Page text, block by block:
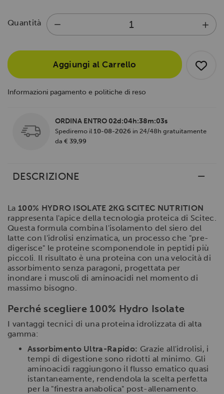
Quantità
Aggiungi al Carrello
Informazioni pagamento e politiche di reso
ORDINA ENTRO 02d:04h:38m:03s
Spediremo il 10-08-2026 in 24/48h gratuitamente
da € 39,99
DESCRIZIONE
La 100% HYDRO ISOLATE 2KG SCITEC NUTRITION
rappresenta l'apice della tecnologia proteica di Scitec.
Questa formula combina l'isolamento del siero del
latte con l'idrolisi enzimatica, un processo che "pre-
digerisce" le proteine scomponendole in peptidi più
piccoli. Il risultato è una proteina con una velocità di
assorbimento senza paragoni, progettata per
inondare i muscoli di aminoacidi nel momento di
massimo bisogno.
Perché scegliere 100% Hydro Isolate
I vantaggi tecnici di una proteina idrolizzata di alta
gamma:
Assorbimento Ultra-Rapido: Grazie all'idrolisi, i
tempi di digestione sono ridotti al minimo. Gli
aminoacidi raggiungono il flusso ematico quasi
istantaneamente, rendendola la scelta perfetta
per la "finestra anabolica" post-allenamento.